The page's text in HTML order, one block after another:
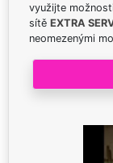
využijte
sítě EXTRA
neomezenými